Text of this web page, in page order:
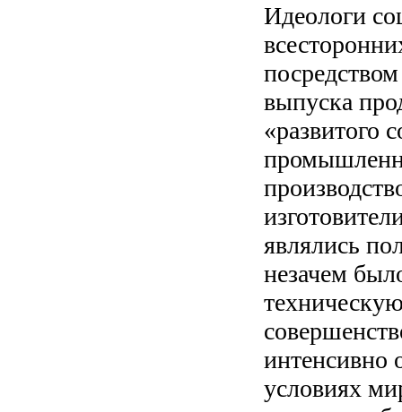
Идеологи
выпуска
«развитого
являлись
незачем
интенсивно
условиях